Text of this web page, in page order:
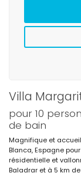
Villa
pour 10
de bain
Magnifique et
Blanca, Espagne
résidentielle et
Baladrar et à 5 km